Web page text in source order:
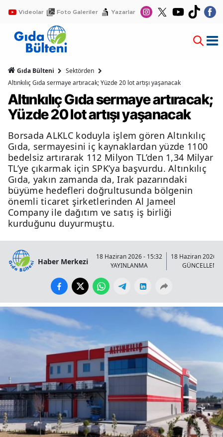
Videolar Foto Galeriler Yazarlar
Gıda Bülteni
Sektörden
Altınkılıç Gıda sermaye artıracak; Yüzde 20 lot artışı yaşanacak
Altınkılıç Gıda sermaye artıracak;
Yüzde 20 lot artışı yaşanacak
Borsada ALKLC koduyla işlem gören Altınkılıç
Gıda, sermayesini iç kaynaklardan yüzde 1100
bedelsiz artırarak 112 Milyon TL’den 1,34 Milyar
TL’ye çıkarmak için SPK’ya başvurdu. Altınkılıç
Gıda, yakın zamanda da, Irak pazarındaki
büyüme hedefleri doğrultusunda bölgenin
önemli ticaret şirketlerinden Al Jameel
Company ile dağıtım ve satış iş birliği
kurduğunu duyurmuştu.
Haber Merkezi
18 Haziran 2026 - 15:32
YAYINLANMA
18 Haziran 2026 -